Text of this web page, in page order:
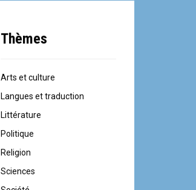
Thèmes
Arts et culture
Langues et traduction
Littérature
Politique
Religion
Sciences